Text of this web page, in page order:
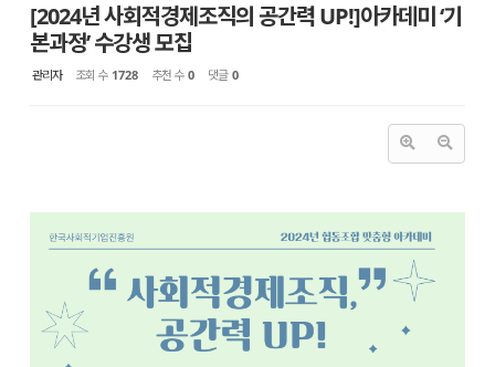
[2024년 사회적경제조직의 공간력 UP!]아카데미 ‘기
본과정’ 수강생 모집
관리자 조회 수 1728 추천 수 0 댓글 0